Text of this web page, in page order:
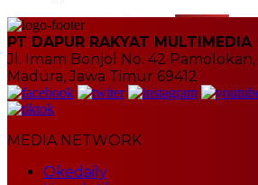
PT DAPUR RAKYAT MULTIMEDIA
Jl. Imam Bonjol No. 42
Madura, Jawa Timur 69412
MEDIA NETWORK
Okedaily